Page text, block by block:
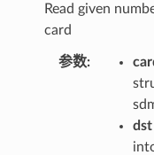
Read given
card
参数
dst